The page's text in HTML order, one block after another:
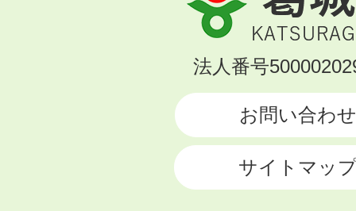
城
市
KATSURAGI
法人番号
お問い合わせ
サイトマッ